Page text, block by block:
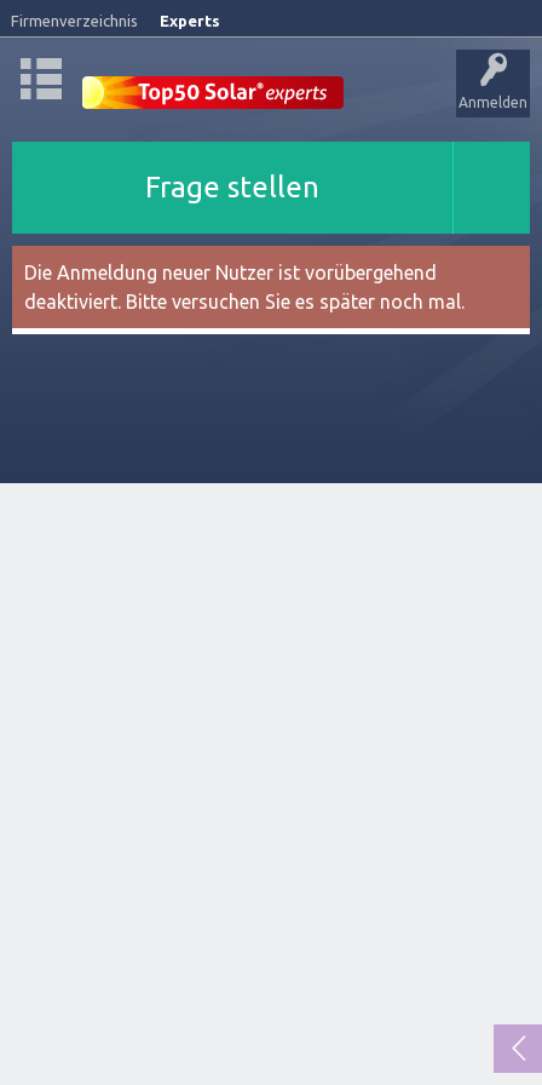
Firmenverzeichnis Experts
Anmelden
Frage stellen
Die Anmeldung neuer Nutzer ist vorübergehend
deaktiviert. Bitte versuchen Sie es später noch mal.